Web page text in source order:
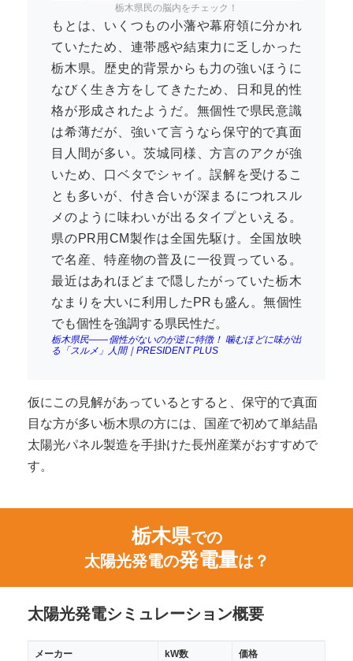
栃木県民の脳内をチェック！
もとは、いくつもの小藩や幕府領に分かれ
ていたため、連帯感や結束力に乏しかった
栃木県。歴史的背景からも力の強いほうに
なびく生き方をしてきたため、日和見的性
格が形成されたようだ。無個性で県民意識
は希薄だが、強いて言うなら保守的で真面
目人間が多い。茨城同様、方言のアクが強
いため、口ベタでシャイ。誤解を受けるこ
とも多いが、付き合いが深まるにつれスル
メのように味わいが出るタイプといえる。
県のPR用CM製作は全国先駆け。全国放映
で名産、特産物の普及に一役買っている。
最近はあれほどまで隠したがっていた栃木
なまりを大いに利用したPRも盛ん。無個性
でも個性を強調する県民性だ。
栃木県民――個性がないのが逆に特徴！ 噛むほどに味が出
る「スルメ」人間｜PRESIDENT PLUS
仮にこの見解があっているとすると、保守的で真面
目な方が多い栃木県の方には、国産で初めて単結晶
太陽光パネル製造を手掛けた長州産業がおすすめで
す。
栃木県での
太陽光発電の発電量は？
太陽光発電シミュレーション概要
メーカー kW数 価格